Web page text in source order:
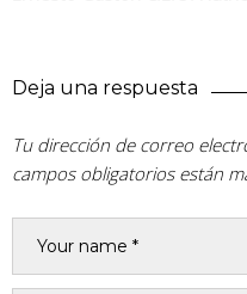
Deja una respuesta
Tu dirección de correo
campos obligatorios están